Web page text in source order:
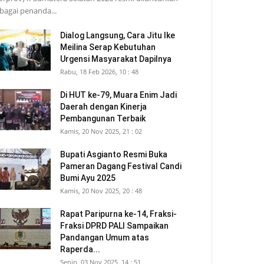
penanda...
Dialog Langsung, Cara Jitu Ike
Meilina Serap Kebutuhan
Urgensi Masyarakat Dapilnya
Rabu, 18 Feb 2026, 10 : 48
Di HUT ke-79, Muara Enim Jadi
Daerah dengan Kinerja
Pembangunan Terbaik
Kamis, 20 Nov 2025, 21 : 02
Bupati Asgianto Resmi Buka
Pameran Dagang Festival Candi
Bumi Ayu 2025
Kamis, 20 Nov 2025, 20 : 48
Rapat Paripurna ke-14, Fraksi-
Fraksi DPRD PALI Sampaikan
Pandangan Umum atas
Raperda...
Senin, 03 Nov 2025, 14 : 51